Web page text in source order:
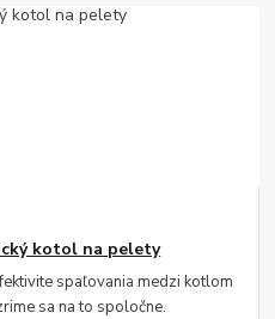
kotol na pelety
spaľovania medzi kotlom
sa na to spoločne.